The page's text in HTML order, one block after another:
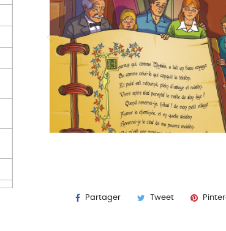
Partager Tweet